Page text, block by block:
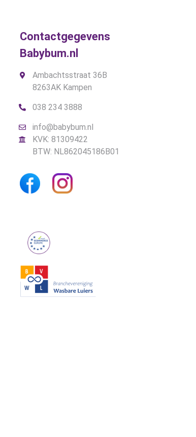
Contactgegevens
Babybum.nl
Ambachtsstraat 36B
8263AK Kampen
038 234 3888
info@babybum.nl
KVK: 81309422
BTW: NL862045186B01